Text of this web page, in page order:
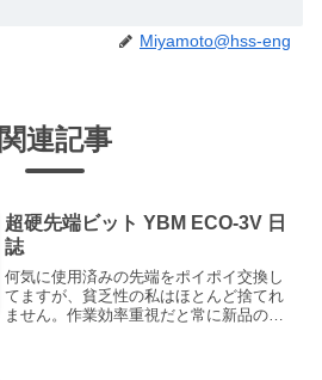
Miyamoto@hss-eng
関連記事
超硬先端ビット YBM ECO-3V 日
誌
何気に使用済みの先端をポイポイ交換し
てますが、貧乏性の私はほとんど捨てれ
ません。作業効率重視だと常に新品の先